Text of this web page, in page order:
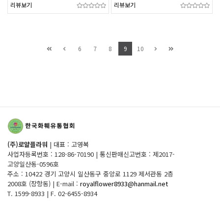
리뷰보기 리뷰보기
6 7 8 9 10
(주)로얄플라워 | 대표 : 고영복
사업자등록번호 : 128-86-70190 | 통신판매신고번호 : 제2017-
고양일산동-0596호
주소 : 10422 경기 고양시 일산동구 중앙로 1129 제서관동 2층
2008호 (장항동) | E-mail : royalflower8933@hanmail.net
T. 1599-8933 | F. 02-6455-8934